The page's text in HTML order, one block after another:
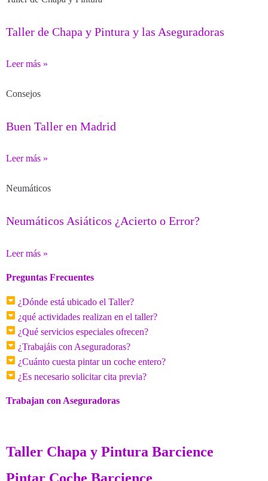
Taller de Chapa y Pintura y las Aseguradoras
Leer más »
Consejos
Buen Taller en Madrid
Leer más »
Neumáticos
Neumáticos Asiáticos ¿Acierto o Error?
Leer más »
Preguntas Frecuentes
¿Dónde está ubicado el Taller?
¿qué actividades realizan en el taller?
¿Qué servicios especiales ofrecen?
¿Trabajáis con Aseguradoras?
¿Cuánto cuesta pintar un coche entero?
¿Es necesario solicitar cita previa?
Trabajan con Aseguradoras
Taller Chapa y Pintura Barcience
Pintar Coche Barcience